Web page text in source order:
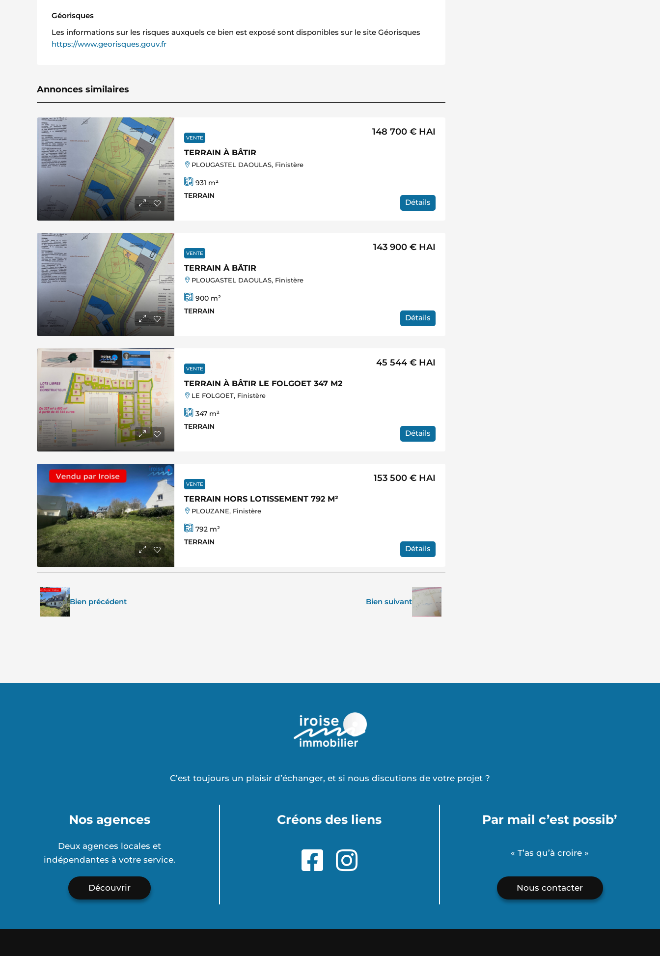
Géorisques
Les informations sur les risques auxquels ce bien est exposé sont disponibles sur le site Géorisques
https://www.georisques.gouv.fr
Annonces similaires
VENTE
TERRAIN À BÂTIR
148 700 €HAI
PLOUGASTEL DAOULAS, Finistère
931 m²
TERRAIN
Détails
VENTE
TERRAIN À BÂTIR
143 900 €HAI
PLOUGASTEL DAOULAS, Finistère
900m²
TERRAIN
Détails
VENTE
TERRAIN À BÂTIR LE FOLGOET 347 M2
45 544 €HAI
LE FOLGOET, Finistère
347m²
TERRAIN
Détails
VENTE
TERRAIN HORS LOTISSEMENT 792 M²
153 500 €HAI
PLOUZANE, Finistère
792m²
TERRAIN
Détails
Bien précédent Bien suivant
C’est toujours un plaisir d’échanger, et si nous discutions de votre projet ?
Nos agences
Deux agences locales et
indépendantes à votre service.
Découvrir
Créons des liens Par mail c’est possib’
« T’as qu’à croire »
Nous contacter